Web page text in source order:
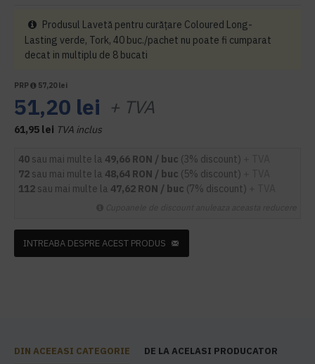
PRP 57,20 lei
51,20 lei + TVA
61,95 lei TVA inclus
Produsul Lavetă pentru curățare Coloured Long-
Lasting verde, Tork, 40 buc./pachet nu poate fi cumparat
decat in multiplu de 8 bucati
40 sau mai multe la 49,66 RON / buc (3% discount)
72 sau mai multe la 48,64 RON / buc (5% discount)
112 sau mai multe la 47,62 RON / buc (7% discount)
INTREABA DESPRE ACEST PRODUS
DIN ACEEASI CATEGORIE DE LA ACELASI PRODUCATOR